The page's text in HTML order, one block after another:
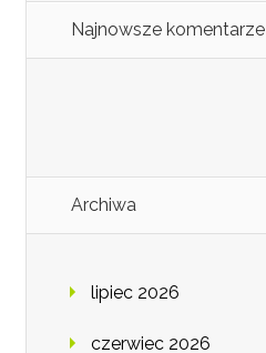
Najnowsze komentarze
Archiwa
lipiec 2026
czerwiec 2026